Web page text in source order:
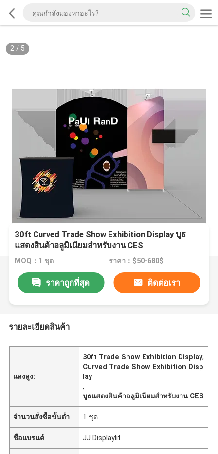
2/ 5
30ft Curved Trade Show Exhibition Display บูธ
แสดงสินค้าอลูมิเนียมสำหรับงาน CES
MOQ：1 ชุด ราคา：$50-680$
ราคาถูกที่สุด ติดต่อเรา
รายละเอียดสินค้า
แสงสูง:
30ft Trade Show Exhibition Display,
Curved Trade Show Exhibition Disp
lay
,
บูธแสดงสินค้าอลูมิเนียมสำหรับงาน CES
จำนวนสั่งซื้อขั้นต่ำ 1 ชุด
ชื่อแบรนด์ JJ Displaylit